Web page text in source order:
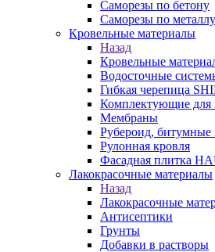
Саморезы по бетону
Саморезы по металлу
Кровельные материалы
Назад
Кровельные
Водосточные
Гибкая черепица
Комплектующие для
Мембраны
Рубероид, битумные
Рулонная кровля
Фасадная плитка
Лакокрасочные материалы
Назад
Лакокрасочные
Антисептики
Грунты
Добавки в растворы